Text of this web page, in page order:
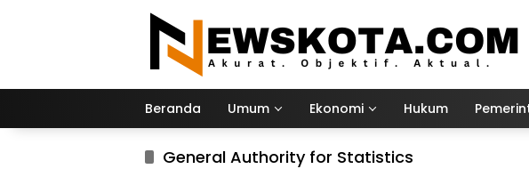
Beranda Umum Ekonomi Hukum
General Authority for Statistics